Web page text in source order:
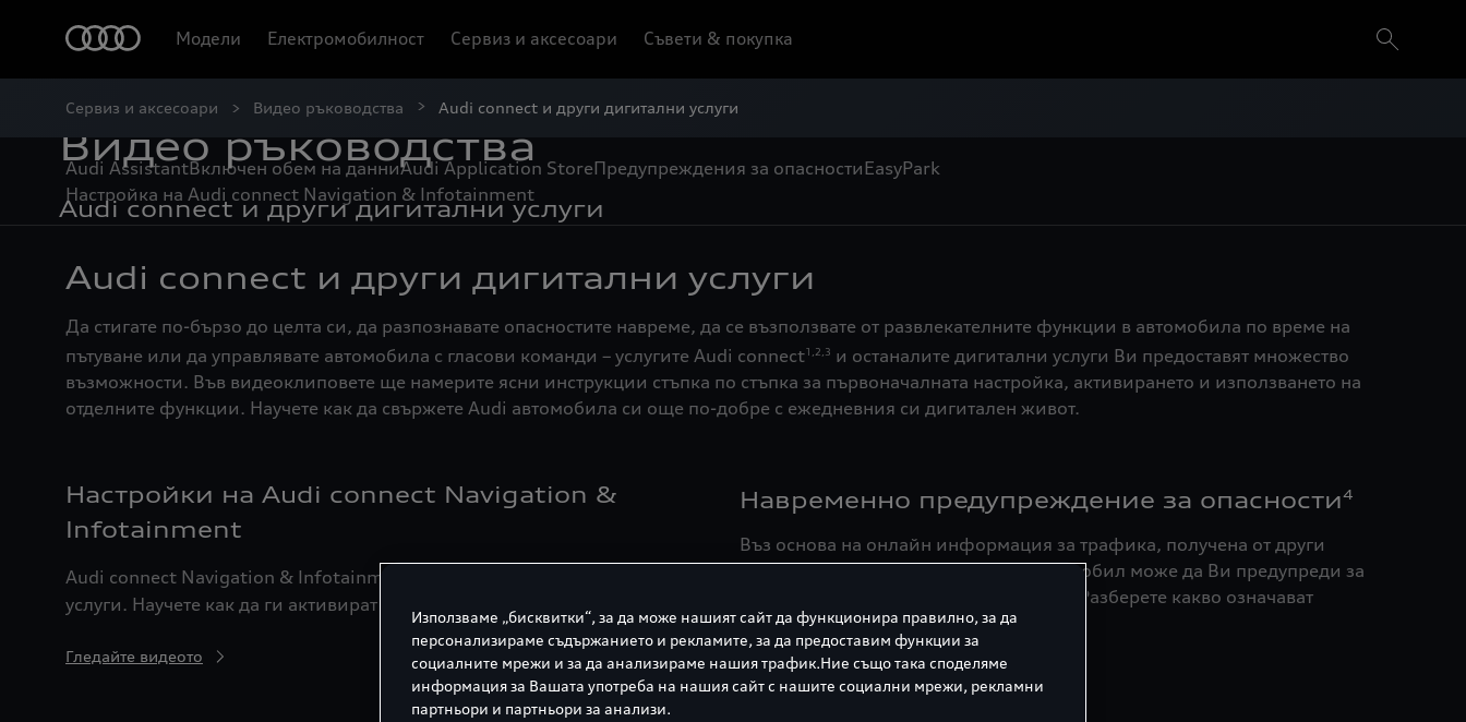
Модели Електромобилност Сервиз и аксесоари Съвети & покупка
Видео ръководства
Audi connect и други дигитални услуги
Сервиз и аксесоари Видео ръководства Audi connect и други дигитални услуги
Audi AssistantВключен обем на данниAudi Application StoreПредупреждения за опасностиEasyPark
Настройка на Audi connect Navigation & Infotainment
Audi connect и други дигитални услуги
Да стигате по-бързо до целта си, да разпознавате опасностите навреме, да се възползвате от развлекателните функции в автомобила по време на
пътуване или да управлявате автомобила с гласови команди – услугите Audi connect1,2,3 и останалите дигитални услуги Ви предоставят множество
възможности. Във видеоклиповете ще намерите ясни инструкции стъпка по стъпка за първоначалната настройка, активирането и използването на
отделните функции. Научете как да свържете Audi автомобила си още по-добре с ежедневния си дигитален живот.
Настройки на Audi connect Navigation &
Infotainment
Audi connect Navigation & Infotainment
услуги. Научете как да ги активирате и използвате.
Гледайте видеото
Навременно предупреждение за опасности4
Въз основа на онлайн информация за трафика, получена от други
превозни средства, Вашият Audi автомобил може да Ви предупреди за
потенциални опасности по маршрута. Разберете какво означават
предупредителните символи.
Гледайте видеото
Използваме „бисквитки“, за да може нашият сайт да функционира правилно, за да
персонализираме съдържанието и рекламите, за да предоставим функции за
социалните мрежи и за да анализираме нашия трафик.Ние също така споделяме
информация за Вашата употреба на нашия сайт с нашите социални мрежи, рекламни
партньори и партньори за анализи.